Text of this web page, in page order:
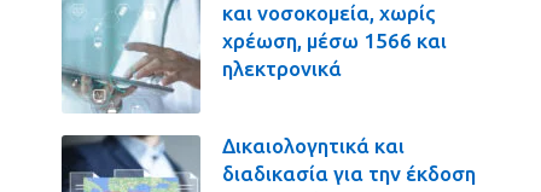
και νοσοκομεία, χωρίς
χρέωση, μέσω 1566 και
ηλεκτρονικά
Δικαιολογητικά και
διαδικασία για την έκδοση